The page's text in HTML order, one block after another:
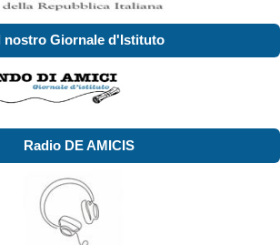
Il nostro Giornale d'Istituto
Radio DE AMICIS